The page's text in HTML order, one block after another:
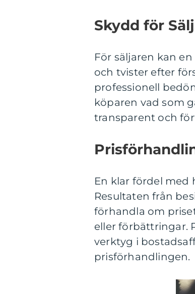
Skydd för
För säljaren kan
och tvister efter
professionell
köparen vad som
transparent och
En klar fördel med
Resultaten från
förhandla om
eller förbättringar.
verktyg i
prisförhandlingen.